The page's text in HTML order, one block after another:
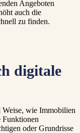
Angeboten
auch die
zu finden.
digitale
wie Immobilien
Funktionen
oder Grundrisse